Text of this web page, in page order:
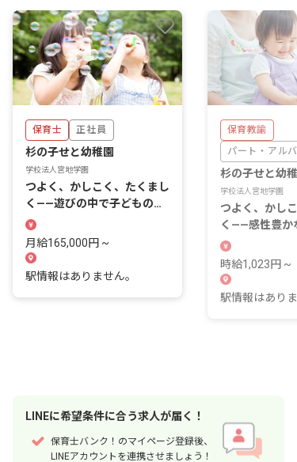
保育士 正社員
杉の子せと幼稚園
学校法人宮地学園
つよく、かしこく、たくまし
く——遊びの中で子どもの感
性を育む認定こども園です。
月給165,000円 ~
駅情報はありません。
保育教諭
パート・アルバ
杉の子せと幼稚
学校法人宮地学園
つよく、かし
く——感性豊か
育む認定こども
時給1,023円 ~
駅情報はありま
LINEに希望条件に合う求人が届く！
保育士バンク！のマイページ登録後、
LINEアカウントを連携させましょう！